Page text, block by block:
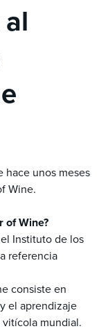
hace unos meses
Wine.
of Wine?
Instituto de los
referencia
consiste en
el aprendizaje
mundial.